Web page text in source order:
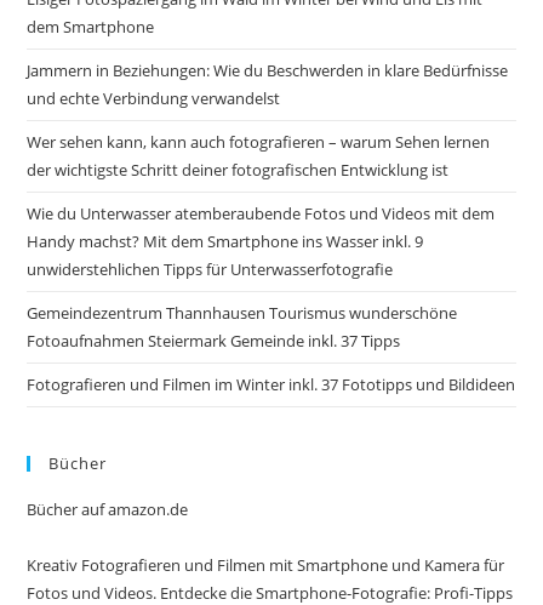
dem Smartphone
Jammern in Beziehungen: Wie du Beschwerden in klare Bedürfnisse
und echte Verbindung verwandelst
Wer sehen kann, kann auch fotografieren – warum Sehen lernen
der wichtigste Schritt deiner fotografischen Entwicklung ist
Wie du Unterwasser atemberaubende Fotos und Videos mit dem
Handy machst? Mit dem Smartphone ins Wasser inkl. 9
unwiderstehlichen Tipps für Unterwasserfotografie
Gemeindezentrum Thannhausen Tourismus wunderschöne
Fotoaufnahmen Steiermark Gemeinde inkl. 37 Tipps
Fotografieren und Filmen im Winter inkl. 37 Fototipps und Bildideen
Bücher
Bücher auf amazon.de
Kreativ Fotografieren und Filmen mit Smartphone und Kamera für
Fotos und Videos. Entdecke die Smartphone-Fotografie: Profi-Tipps